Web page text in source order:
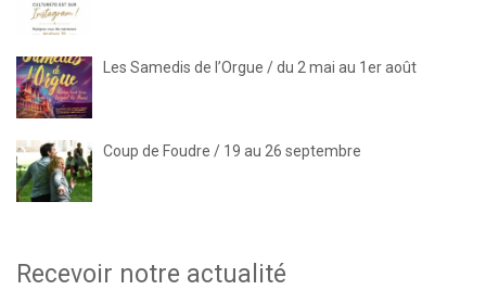
Les Samedis de l’Orgue / du 2 mai au 1er août
Coup de Foudre / 19 au 26 septembre
Recevoir notre actualité